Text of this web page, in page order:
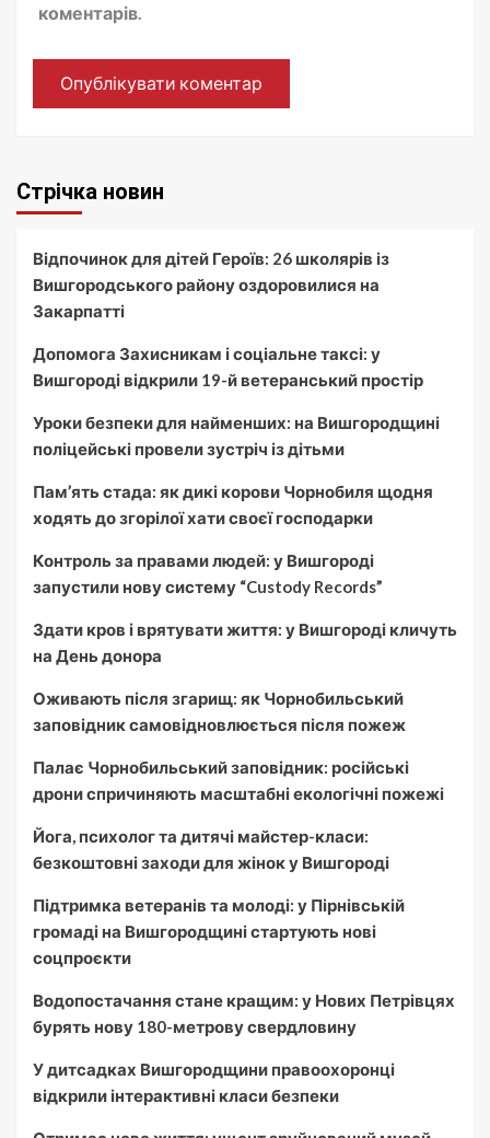
коментарів.
Стрічка новин
Відпочинок для дітей Героїв: 26 школярів із
Вишгородського району оздоровилися на
Закарпатті
Допомога Захисникам і соціальне таксі: у
Вишгороді відкрили 19-й ветеранський простір
Уроки безпеки для найменших: на Вишгородщині
поліцейські провели зустріч із дітьми
Пам’ять стада: як дикі корови Чорнобиля щодня
ходять до згорілої хати своєї господарки
Контроль за правами людей: у Вишгороді
запустили нову систему “Custody Records”
Здати кров і врятувати життя: у Вишгороді кличуть
на День донора
Оживають після згарищ: як Чорнобильський
заповідник самовідновлюється після пожеж
Палає Чорнобильський заповідник: російські
дрони спричиняють масштабні екологічні пожежі
Йога, психолог та дитячі майстер-класи:
безкоштовні заходи для жінок у Вишгороді
Підтримка ветеранів та молоді: у Пірнівській
громаді на Вишгородщині стартують нові
соцпроєкти
Водопостачання стане кращим: у Нових Петрівцях
бурять нову 180-метрову свердловину
У дитсадках Вишгородщини правоохоронці
відкрили інтерактивні класи безпеки